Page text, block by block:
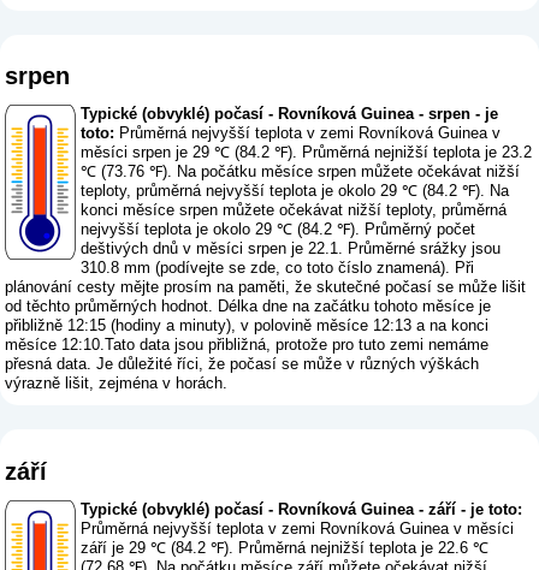
srpen
Typické (obvyklé) počasí - Rovníková Guinea - srpen - je
toto: Průměrná nejvyšší teplota v zemi Rovníková Guinea v
měsíci srpen je 29 ℃ (84.2 ℉). Průměrná nejnižší teplota je 23.2
℃ (73.76 ℉). Na počátku měsíce srpen můžete očekávat nižší
teploty, průměrná nejvyšší teplota je okolo 29 ℃ (84.2 ℉). Na
konci měsíce srpen můžete očekávat nižší teploty, průměrná
nejvyšší teplota je okolo 29 ℃ (84.2 ℉). Průměrný počet
deštivých dnů v měsíci srpen je 22.1. Průměrné srážky jsou
310.8 mm (podívejte se zde, co toto číslo znamená). Při
plánování cesty mějte prosím na paměti, že skutečné počasí se může lišit
od těchto průměrných hodnot. Délka dne na začátku tohoto měsíce je
přibližně 12:15 (hodiny a minuty), v polovině měsíce 12:13 a na konci
měsíce 12:10.Tato data jsou přibližná, protože pro tuto zemi nemáme
přesná data. Je důležité říci, že počasí se může v různých výškách
výrazně lišit, zejména v horách.
září
Typické (obvyklé) počasí - Rovníková Guinea - září - je toto:
Průměrná nejvyšší teplota v zemi Rovníková Guinea v měsíci
září je 29 ℃ (84.2 ℉). Průměrná nejnižší teplota je 22.6 ℃